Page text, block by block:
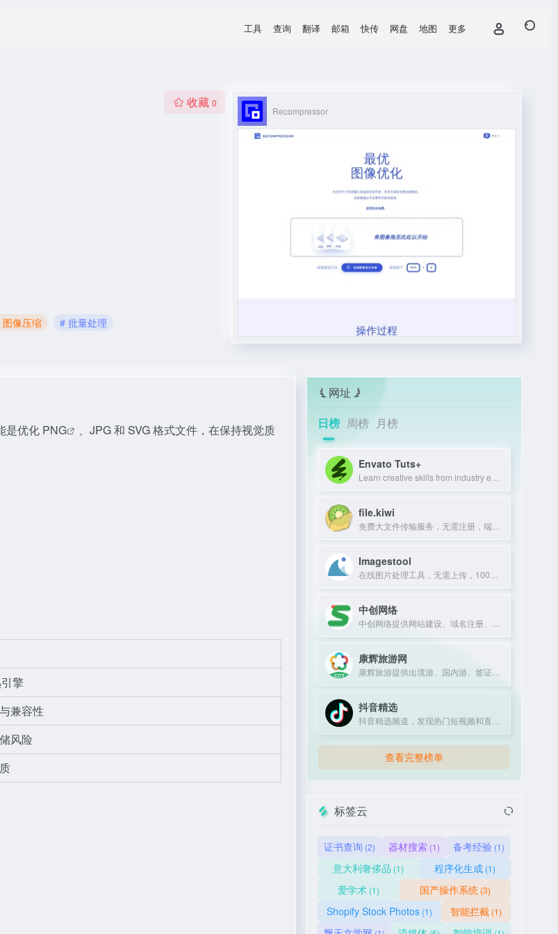
工具 查询 翻译 邮箱 快传 网盘 地图 更多
收藏 0
图像压缩 # 批量处理
Recompressor
是优化 PNG
、JPG 和 SVG 格式文件，在保持视觉质
擎
兼容性
风险
网址
日榜 周榜 月榜
Envato Tuts+
file.kiwi
Imagestool
中创网络
康辉旅游网
抖音精选
查看完整榜单
标签云
证书查询 (2) 器材搜索 (1) 备考经验 (1)
意大利奢侈品 (1) 程序化生成 (1)
爱学术 (1) 国产操作系统 (3)
Shopify Stock Photos (1) 智能拦截 (1)